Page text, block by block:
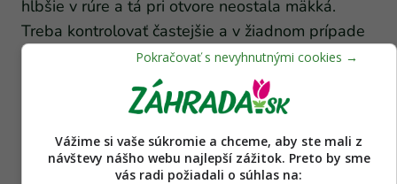
hlbšie v rúre a tá pri otvore neostala mäkká.
Treba kontrolovať častejšie a v žiadnom prípade
si to neurýchľovať vyššou teplotou.
Vážime si vaše súkromie a chceme, aby ste mali z
návštevy nášho webu najlepší zážitok. Preto by sme
vás radi požiadali o súhlas na: